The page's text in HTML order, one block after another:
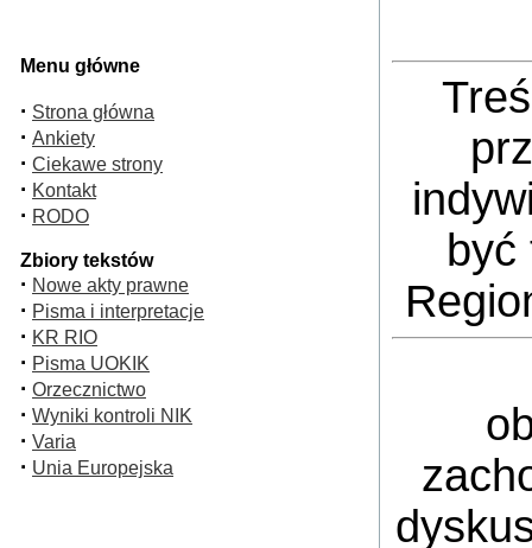
Menu główne
· Strona główna
· Ankiety
· Ciekawe strony
· Kontakt
· RODO
Zbiory tekstów
· Nowe akty prawne
· Pisma i interpretacje
· KR RIO
· Pisma UOKIK
· Orzecznictwo
· Wyniki kontroli NIK
· Varia
· Unia Europejska